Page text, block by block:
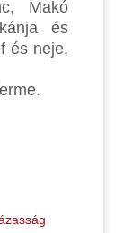
Makó
és
és neje,